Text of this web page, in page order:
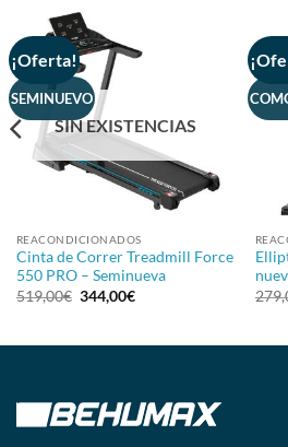
¡Oferta!
SEMINUEVO
SIN EXISTENCIAS
REACONDICIONADOS
Cinta de Correr Treadmill Force
550 PRO – Seminueva
519,00€ 344,00€